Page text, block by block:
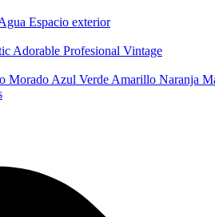
Espacio exterior
Adorable Profesional Vintage
Morado Azul Verde Amarillo Naranja